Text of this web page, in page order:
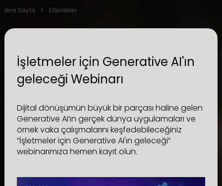
Ana Sayfa Etkinlikler
İşletmeler için Generative AI'ın
geleceği Webinarı
Dijital dönüşümün büyük bir parçası haline gelen
Generative AI’ın gerçek dünya uygulamaları ve
örnek vaka çalışmalarını keşfedebileceğiniz
“İşletmeler için Generative AI'ın geleceği”
webinarımıza hemen kayıt olun.